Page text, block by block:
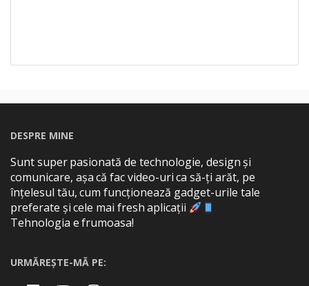
DESPRE MINE
Sunt super pasionată de technologie, design și
comunicare, așa că fac video-uri ca să-ți arăt, pe
înțelesul tău, cum funcționează gadget-urile tale
preferate și cele mai fresh aplicații
Tehnologia e frumoasa!
URMĂREȘTE-MĂ PE: